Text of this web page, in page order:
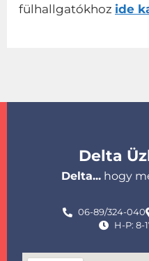
fülhallgatókhoz ide
Delta
Delta... hogy
06-89/324-040
H-P: 8-